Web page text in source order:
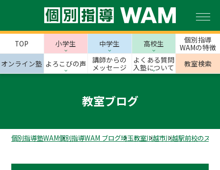
TOP 小学生 中学生 高校生
個別指導
WAMの特徴
オンライン塾 よろこびの声
講師からの
メッセージ
よくある質問
入塾について
教室検索
教室ブログ
個別指導塾WAM個別指導WAM ブログ埼玉教室川越市川越駅前校のスタ